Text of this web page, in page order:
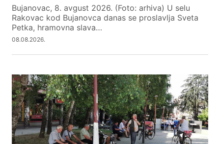
Your E-mail
Bujanovac, 8. avgust 2026. (Foto: arhiva) U selu
Rakovac kod Bujanovca danas se proslavlja Sveta
Petka, hramovna slava…
08.08.2026.